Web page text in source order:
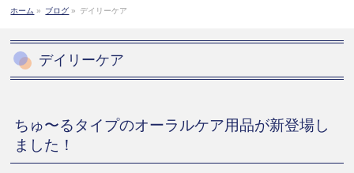
ホーム » ブログ » デイリーケア
デイリーケア
ちゅ〜るタイプのオーラルケア用品が新登場し
ました！